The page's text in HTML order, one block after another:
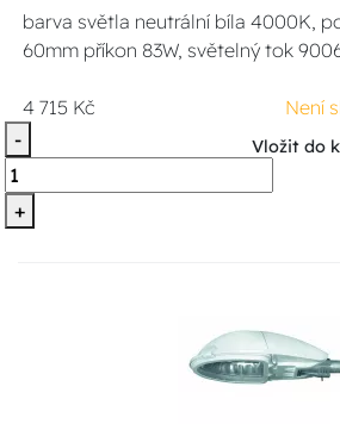
barva světla neutrální bíla 4000K,
60mm příkon 83W, světelný tok
4 715 Kč
Není
-
+
Vložit do